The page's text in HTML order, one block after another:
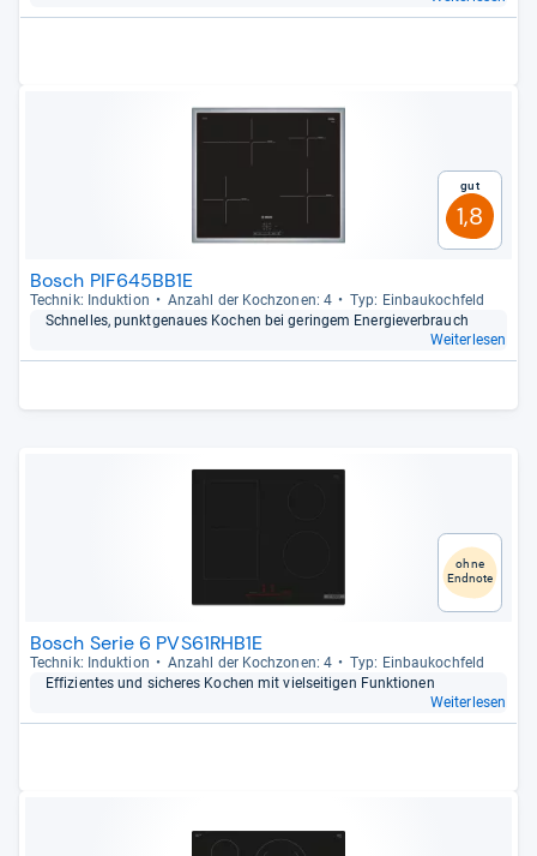
Gut
1,8
Bosch PIF645BB1E
Tech­nik: Induk­tion Anzahl der Koch­zo­nen: 4
Typ: Ein­bau­koch­feld
Schnel­les, punkt­ge­naues Kochen bei gerin­gem Ener­gie­ver­brauch
Weiterlesen
ohne
Endnote
Bosch Serie 6 PVS61RHB1E
Tech­nik: Induk­tion Anzahl der Koch­zo­nen: 4
Typ: Ein­bau­koch­feld
Effi­zi­en­tes und siche­res Kochen mit viel­sei­ti­gen Funk­tio­nen
Weiterlesen